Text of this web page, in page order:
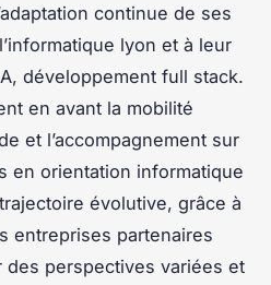
continue de ses
lyon et à leur
développement full stack.
en avant la mobilité
et l’accompagnement sur
en orientation informatique
évolutive, grâce à
entreprises partenaires
perspectives variées et